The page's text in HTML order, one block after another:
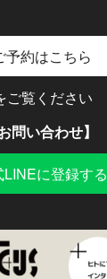
予約はこちら
ご覧ください
問い合わせ】
LINEに登録する